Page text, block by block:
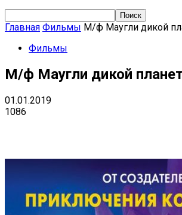
Главная Фильмы М/ф Маугли дикой
Фильмы
М/ф Маугли дикой
01.01.2019
1086